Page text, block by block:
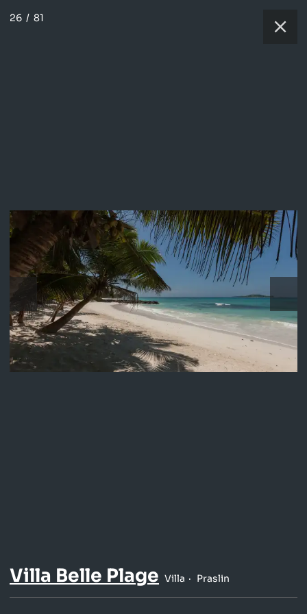
26 / 81
Villa Belle Plage Villa Praslin